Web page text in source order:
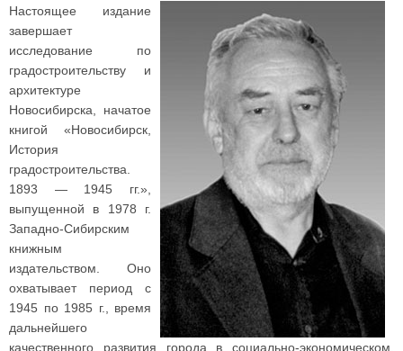
Настоящее издание
завершает
исследование по
градостроительству и
архитектуре
Новосибирска, начатое
книгой «Новосибирск,
История
градостроительства.
1893 — 1945 гг.»,
выпущенной в 1978 г.
Западно-Сибирским
книжным
издательством. Оно
охватывает период с
1945 по 1985 г., время
дальнейшего
качественного развития города в социально-экономическом,